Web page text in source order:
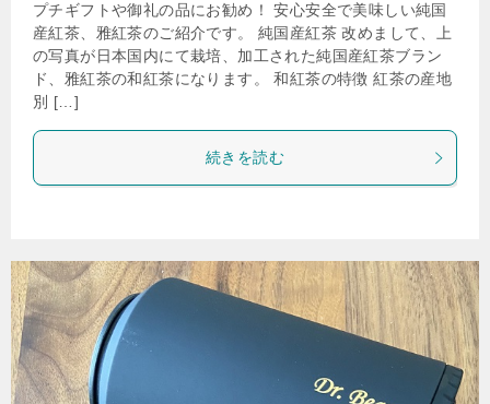
プチギフトや御礼の品にお勧め！ 安心安全で美味しい純国
産紅茶、雅紅茶のご紹介です。 純国産紅茶 改めまして、上
の写真が日本国内にて栽培、加工された純国産紅茶ブラン
ド、雅紅茶の和紅茶になります。 和紅茶の特徴 紅茶の産地
別 […]
続きを読む